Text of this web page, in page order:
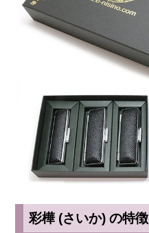
彩樺 (さいか) の特徴